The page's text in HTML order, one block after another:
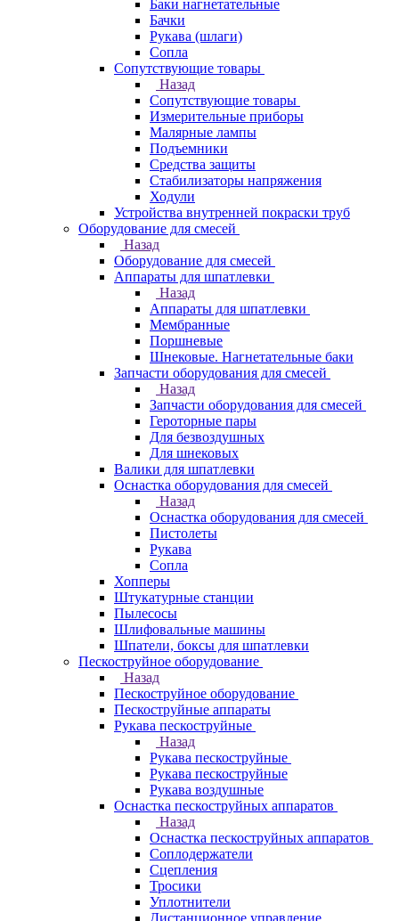
Баки нагнетательные
Бачки
Рукава (шлаги)
Сопла
Сопутствующие товары
Назад
Сопутствующие товары
Измерительные приборы
Малярные лампы
Подъемники
Средства защиты
Стабилизаторы напряжения
Ходули
Устройства внутренней покраски труб
Оборудование для смесей
Назад
Оборудование для смесей
Аппараты для шпатлевки
Назад
Аппараты для шпатлевки
Мембранные
Поршневые
Шнековые. Нагнетательные баки
Запчасти оборудования для смесей
Назад
Запчасти оборудования для смесей
Героторные пары
Для безвоздушных
Для шнековых
Валики для шпатлевки
Оснастка оборудования для смесей
Назад
Оснастка оборудования для смесей
Пистолеты
Рукава
Сопла
Хопперы
Штукатурные станции
Пылесосы
Шлифовальные машины
Шпатели, боксы для шпатлевки
Пескоструйное оборудование
Назад
Пескоструйное оборудование
Пескоструйные аппараты
Рукава пескоструйные
Назад
Рукава пескоструйные
Рукава пескоструйные
Рукава воздушные
Оснастка пескоструйных аппаратов
Назад
Оснастка пескоструйных аппаратов
Соплодержатели
Сцепления
Тросики
Уплотнители
Дистанционное управление